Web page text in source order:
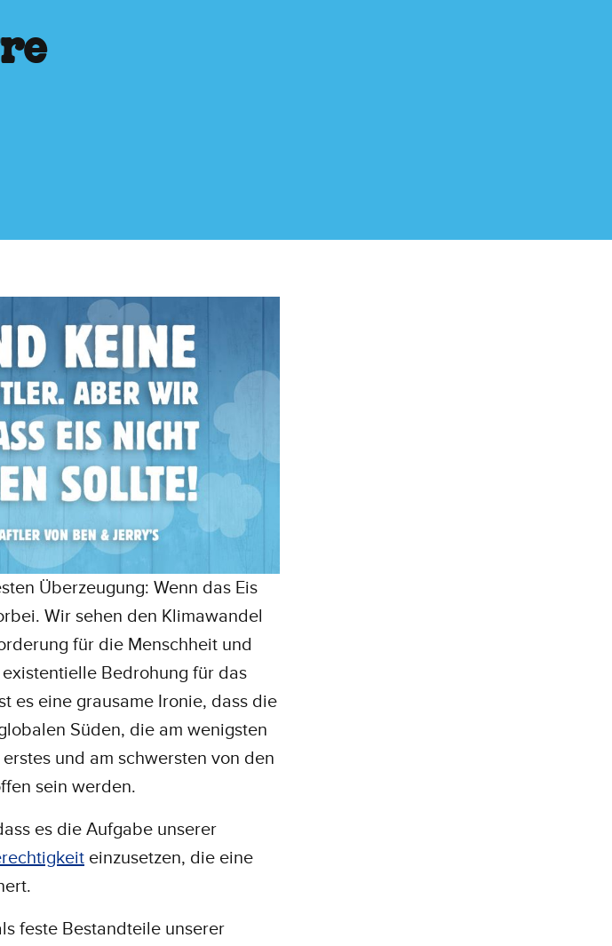
Überzeugung: Wenn das Eis
Wir sehen den Klimawandel
für die Menschheit und
Bedrohung für das
es eine grausame Ironie, dass die
Süden, die am wenigsten
und am schwersten von den
sein werden.
es die Aufgabe unserer
einzusetzen, die eine
feste Bestandteile unserer